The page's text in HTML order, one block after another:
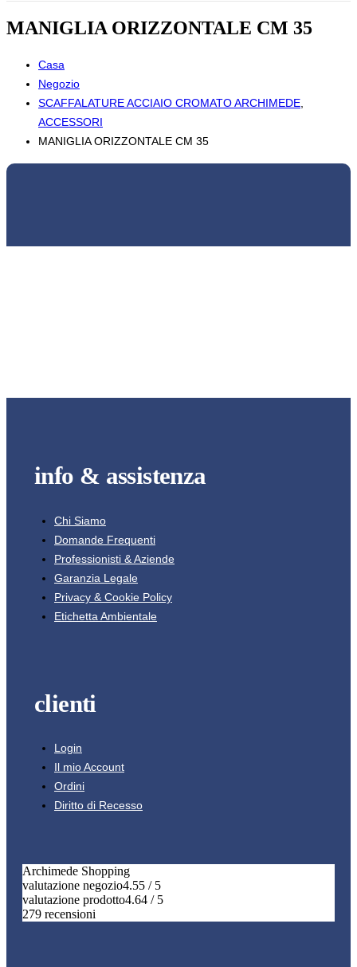
MANIGLIA ORIZZONTALE CM 35
Casa
Negozio
SCAFFALATURE ACCIAIO CROMATO ARCHIMEDE
ACCESSORI
MANIGLIA ORIZZONTALE CM 35
info & assistenza
Chi Siamo
Domande Frequenti
Professionisti & Aziende
Garanzia Legale
Privacy & Cookie Policy
Etichetta Ambientale
clienti
Login
Il mio Account
Ordini
Diritto di Recesso
Archimede Shopping
valutazione negozio4.55 / 5
valutazione prodotto4.64 / 5
279 recensioni